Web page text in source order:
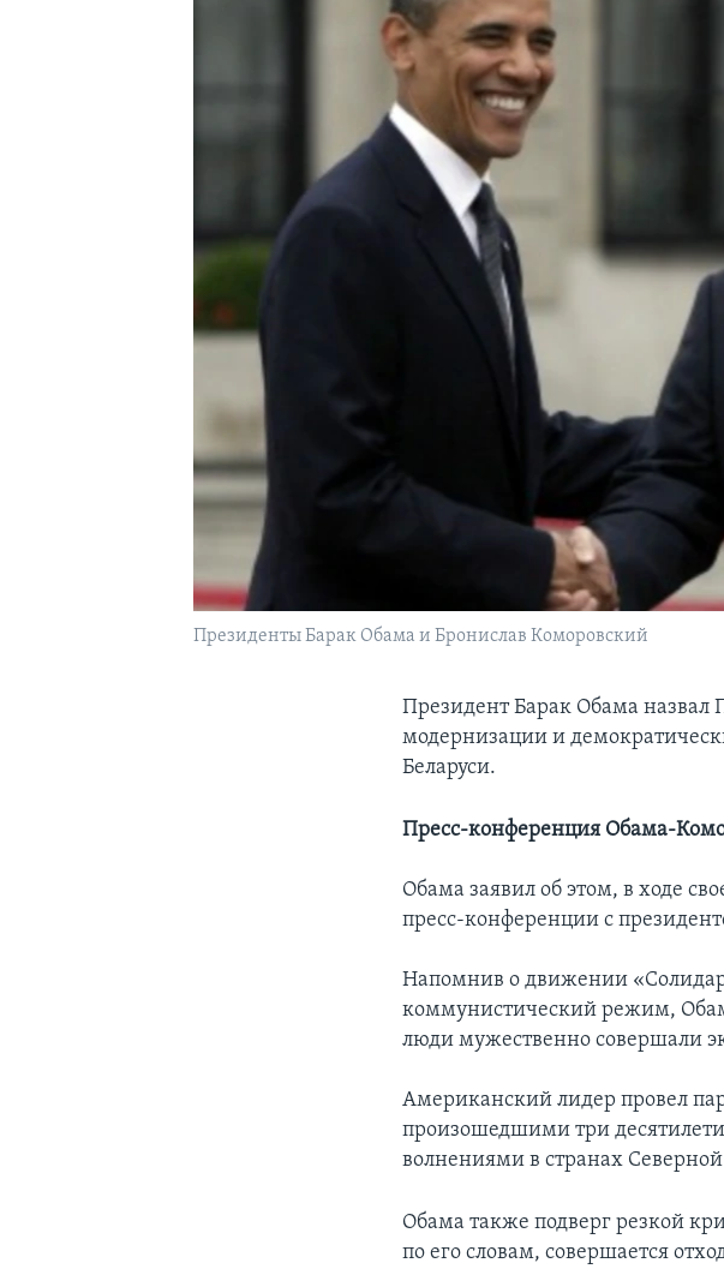
Президенты Барак Обама и Бронислав Коморовский
Президент Барак Обама
модернизации и
Беларуси.
Пресс-конференция Обама-
Обама заявил об этом, в ходе
пресс-конференции с
Напомнив о движении
коммунистический режим,
люди мужественно совершали
Американский лидер провел
произошедшими три
волнениями в странах
Обама также подверг резкой
по его словам, совершается